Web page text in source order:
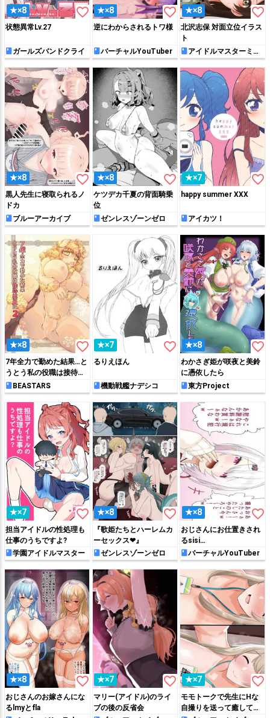
★×8 favorite_border
状態異常Lv.27
ガールズバンドクライ
★×8 favorite_border
逆にわからされるトワ様
バーチャルYouTuber
★×8 favorite_border
北沢志保 対面立位イラス
ト
アイドルマスターミリ
オンライブ!
★×8 favorite_border
黒人先生に寝取られるノ
ドカ
ブルーアーカイブ
★×8 favorite_border
ケツデカ千夏の背面騎乗
位
ゼンレスゾーンゼロ
★×7 favorite_border
happy summer XXX
アイカツ！
★×8 favorite_border
7年全力で勤めた結果…と
うとう私の役職は接待要
員に♥2
BEASTARS
★×7 favorite_border
るりえほん
機動戦艦ナデシコ
★×8 favorite_border
わかさぎ姫が咲夜と美鈴
に憑依したら
東方Project
★×7 favorite_border
担当アイドルの性処理も
仕事のうちですよ?
学園アイドルマスター
★×8 favorite_border
『歌姫たちとハーレムカ
ーセックス❤︎』
ゼンレスゾーンゼロ
★×8 favorite_border
おじさんにお仕置きされ
るsisi…
バーチャルYouTuber
★×8 favorite_border
おじさんのお嫁さんにな
るlmyとfla
★×7 favorite_border
マリー(アイドル)のライ
ブの後の反省会
★×7 favorite_border
モモトークで先生にHな
自撮りを送って癒してく